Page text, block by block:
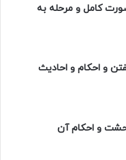
کامل و مرحله به
و احکام و احادیث
و احکام آن